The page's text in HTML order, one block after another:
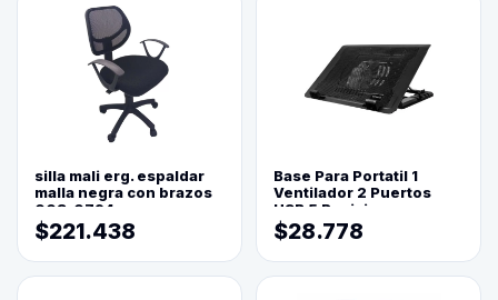
silla mali erg. espaldar
malla negra con brazos
003-0794
$221.438
Base Para Portatil 1
Ventilador 2 Puertos
USB 5 Posiciones
$28.778